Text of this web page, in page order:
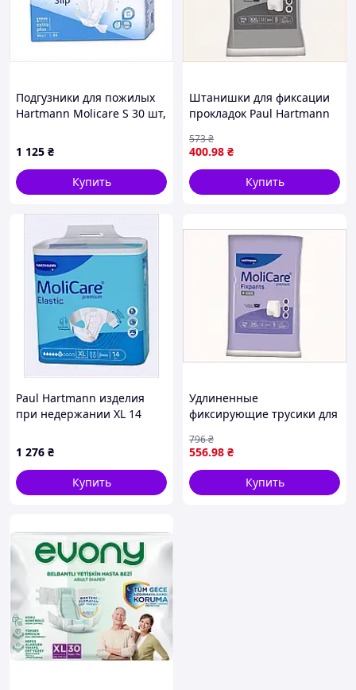
Подгузники для пожилых
Hartmann Molicare S 30 шт,
1 125 ₴
Купить
Штанишки для фиксации
прокладок Paul Hartmann
удлиненные 5 шт XXL
PBM8781311
400.98 ₴
573₴
Купить
Paul Hartmann изделия
при недержании XL 14
1 276 ₴
Купить
Удлиненные
фиксирующие трусики для
8781P3BC12
556.98 ₴
796₴
Купить